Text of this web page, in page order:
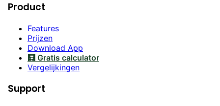
Product
Features
Prijzen
Download App
🧮 Gratis calculator
Vergelijkingen
Support